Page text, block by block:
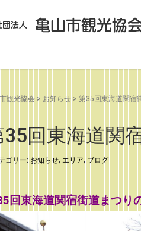
観光協会 > お知らせ > 第35回東海道関宿
35回東海道関
ゴリー: お知らせ, エリア, ブログ
回東海道関宿街道まつり